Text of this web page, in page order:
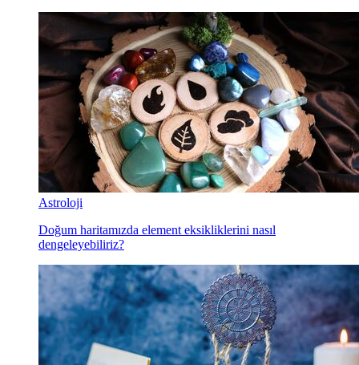
Astroloji
Doğum haritamızda element eksikliklerini nasıl
dengeleyebiliriz?